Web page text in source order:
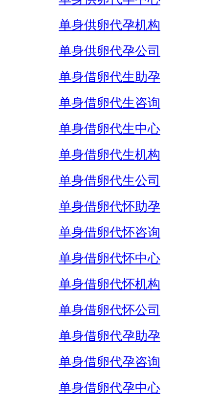
单身供卵代孕机构
单身供卵代孕公司
单身借卵代生助孕
单身借卵代生咨询
单身借卵代生中心
单身借卵代生机构
单身借卵代生公司
单身借卵代怀助孕
单身借卵代怀咨询
单身借卵代怀中心
单身借卵代怀机构
单身借卵代怀公司
单身借卵代孕助孕
单身借卵代孕咨询
单身借卵代孕中心